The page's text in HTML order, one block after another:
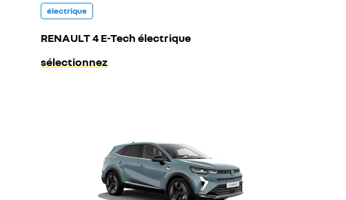
électrique
RENAULT 4 E-Tech électrique
sélectionnez